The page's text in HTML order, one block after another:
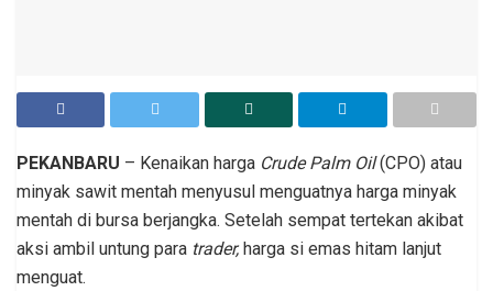
PEKANBARU – Kenaikan harga Crude Palm Oil(CPO) atau
minyak sawit mentah menyusul menguatnya harga minyak
mentah di bursa berjangka. Setelah sempat tertekan akibat
aksi ambil untung para trader,harga si emas hitam lanjut
menguat.